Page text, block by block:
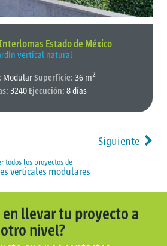
Estado de México
vertical natural
ModularSuperficie: 36 m2
3240 Ejecución: 8 días
Siguiente
todos los proyectos de
verticales modulares
llevar tu proyecto a
otro nivel?